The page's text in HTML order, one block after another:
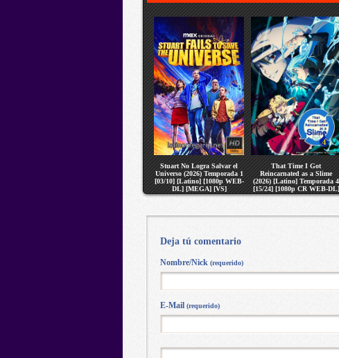
Stuart No Logra Salvar el
Universo (2026) Temporada 1
[03/10] [Latino] [1080p WEB-
DL] [MEGA] [VS]
That Time I Got
Reincarnated as a Slime
(2026) [Latino] Temporada 4
[15/24] [1080p CR WEB-DL]
[MEGA] [VS]
Deja tú comentario
Nombre/Nick (requerido)
E-Mail (requerido)